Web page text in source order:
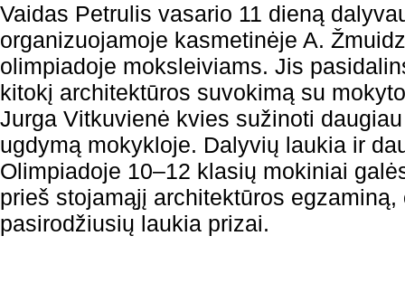
Vaidas Petrulis vasario 11 dieną
organizuojamoje kasmetinėje A.
olimpiadoje moksleiviams. Jis
kitokį architektūros suvokimą su
Jurga Vitkuvienė kvies sužinoti
ugdymą mokykloje. Dalyvių laukia ir
Olimpiadoje 10–12 klasių mokiniai
prieš stojamąjį architektūros egzaminą,
pasirodžiusių laukia prizai.